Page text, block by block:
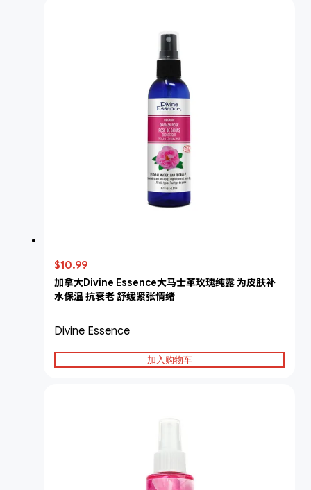
$10.99
加拿大Divine Essence大马士革玫瑰纯露 为皮肤补
水保温 抗衰老 舒缓紧张情绪
Divine Essence
加入购物车